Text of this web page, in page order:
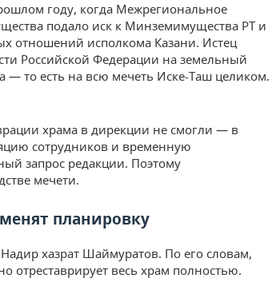
году, когда Межрегиональное
подало иск к Минземимущества РТ и
отношений исполкома Казани. Истец
Российской Федерации на земельный
— то есть на всю мечеть Иске-Таш целиком.
храма в дирекции не смогли — в
сотрудников и временную
запрос редакции. Поэтому
мечети.
планировку
хазрат Шаймуратов. По его словам,
отреставрирует весь храм полностью.